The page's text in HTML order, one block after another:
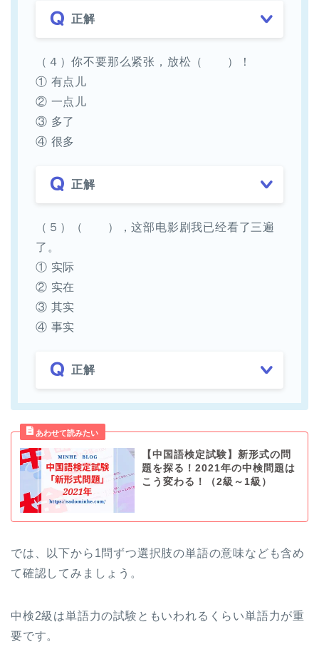
正解
（４）你不要那么紧张，放松（ ）！
① 有点儿
② 一点儿
③ 多了
④ 很多
正解
（５）（ ），这部电影剧我已经看了三遍
了。
① 实际
② 实在
③ 其实
④ 事实
正解
【中国語検定試験】新形式の問
題を探る！2021年の中検問題は
こう変わる！（2級～1級）
では、以下から1問ずつ選択肢の単語の意味なども含め
て確認してみましょう。
中検2級は単語力の試験ともいわれるくらい単語力が重
要です。